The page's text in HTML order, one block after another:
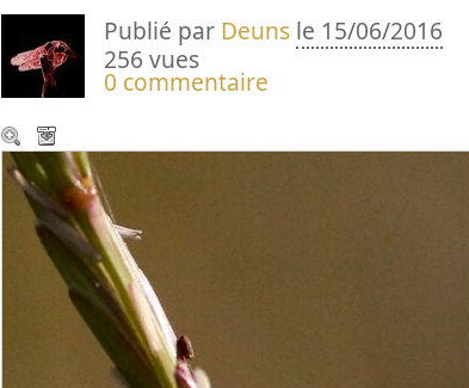
Publié par Deuns le 15/06/2016
256 vues
0 commentaire